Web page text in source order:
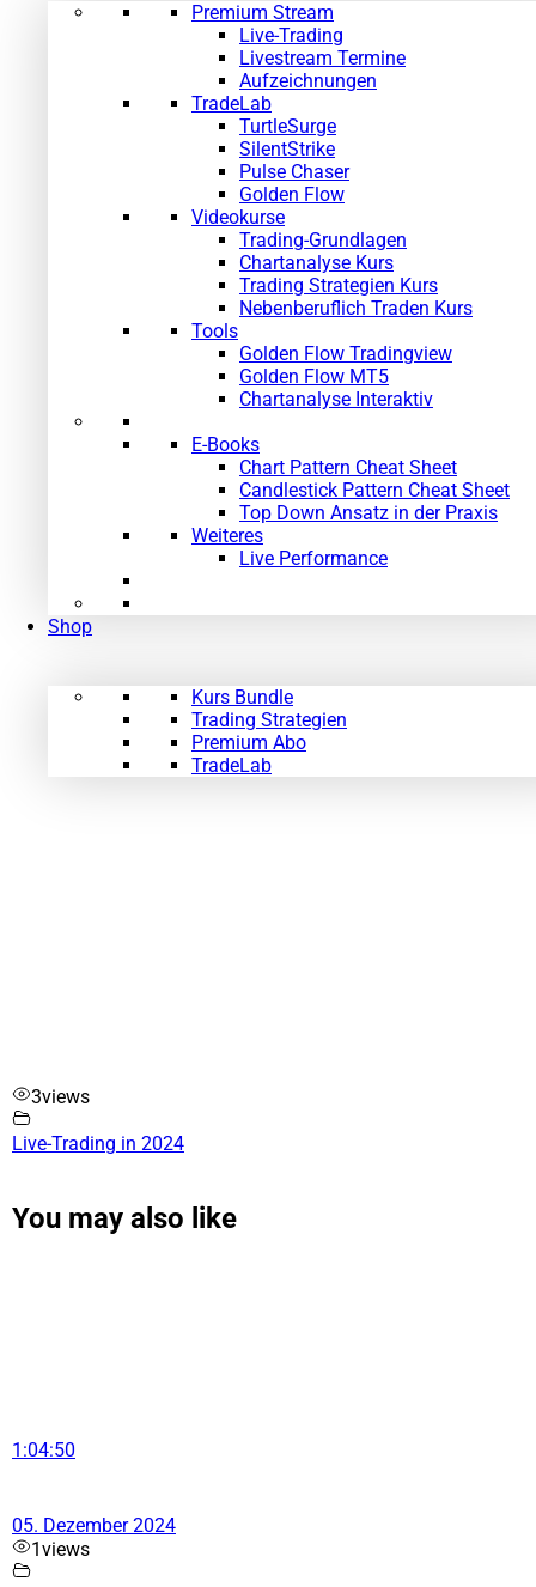
Premium Stream
Live-Trading
Livestream Termine
Aufzeichnungen
TradeLab
TurtleSurge
SilentStrike
Pulse Chaser
Golden Flow
Videokurse
Trading-Grundlagen
Chartanalyse Kurs
Trading Strategien Kurs
Nebenberuflich Traden Kurs
Tools
Golden Flow Tradingview
Golden Flow MT5
Chartanalyse Interaktiv
E-Books
Chart Pattern Cheat Sheet
Candlestick Pattern Cheat Sheet
Top Down Ansatz in der Praxis
Weiteres
Live Performance
Shop
Kurs Bundle
Trading Strategien
Premium Abo
TradeLab
3views
Live-Trading in 2024
You may also like
1:04:50
05. Dezember 2024
1views